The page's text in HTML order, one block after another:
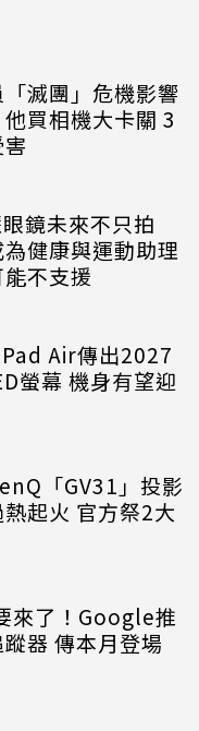
「滅團」危機影響
買相機大卡關 3
鏡未來不只拍
健康與運動助理
不支援
Air傳出2027
螢幕 機身有望迎
「GV31」投影
起火 官方祭2大
來了！Google推
器 傳本月登場